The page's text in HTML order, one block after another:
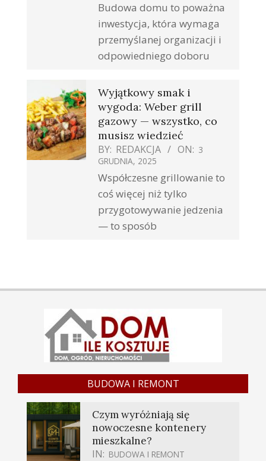
Budowa domu to poważna
inwestycja, która wymaga
przemyślanej organizacji i
odpowiedniego doboru
Wyjątkowy smak i
wygoda: Weber grill
gazowy — wszystko, co
musisz wiedzieć
BY: REDAKCJA ON: 3
GRUDNIA, 2025
Współczesne grillowanie to
coś więcej niż tylko
przygotowywanie jedzenia
— to sposób
BUDOWA I REMONT
Czym wyróżniają się
nowoczesne kontenery
mieszkalne?
IN: BUDOWA I REMONT